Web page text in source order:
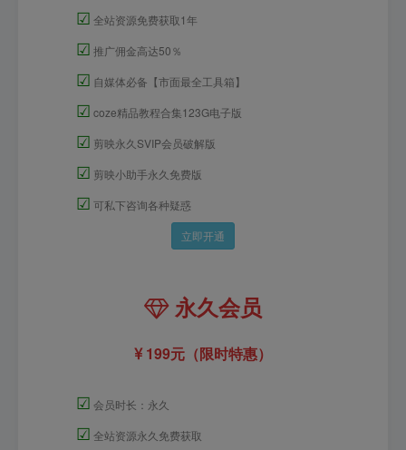
☑ 全站资源免费获取1年
☑ 推广佣金高达50％
☑ 自媒体必备【市面最全工具箱】
☑ coze精品教程合集123G电子版
☑ 剪映永久SVIP会员破解版
☑ 剪映小助手永久免费版
☑ 可私下咨询各种疑惑
立即开通
永久会员
199元（限时特惠）
☑ 会员时长：永久
☑ 全站资源永久免费获取